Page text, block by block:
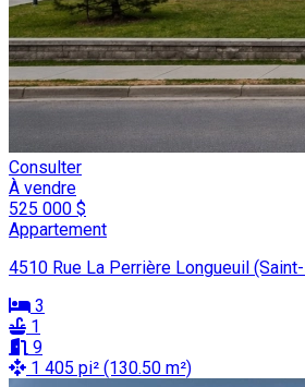
Consulter
À vendre
525 000 $
Appartement
4510 Rue La Perrière Longueuil
3
1
9
1 405 pi² (130.50 m²)